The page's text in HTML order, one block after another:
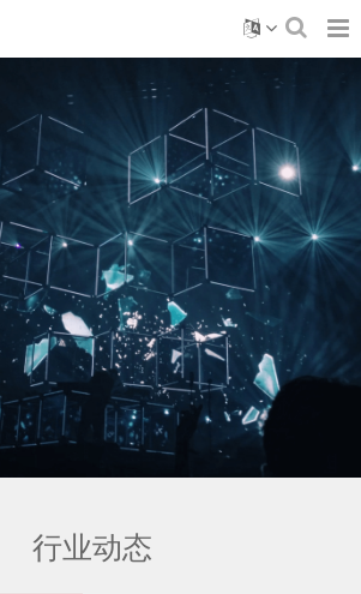
行业动态